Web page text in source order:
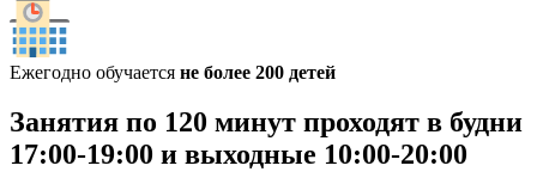
Ежегодно обучается не более 200 детей
Занятия по 120 минут проходят в будни
17:00-19:00 и выходные 10:00-20:00